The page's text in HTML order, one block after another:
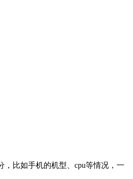
比如手机的机型、cpu等情况，一